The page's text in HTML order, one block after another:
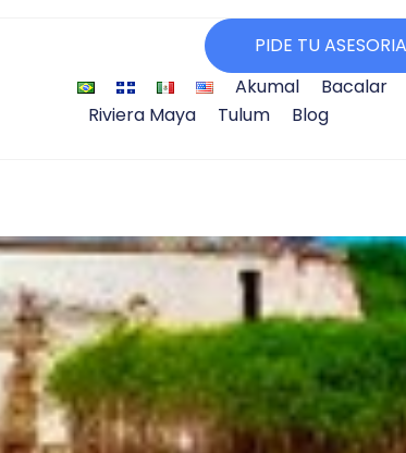
PIDE TU ASESORIA
Akumal
Bacalar
Riviera Maya
Tulum Blog